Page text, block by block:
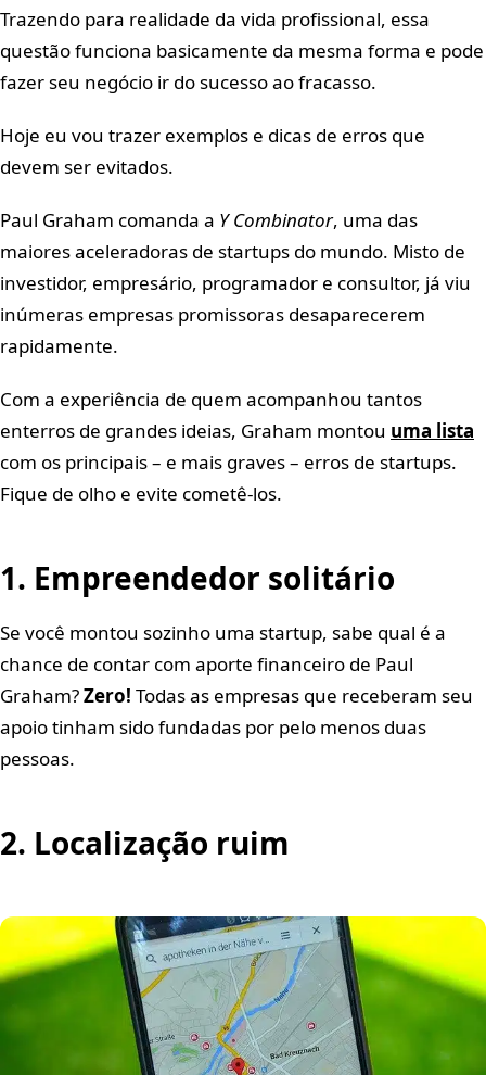
Trazendo para realidade da vida profissional, essa
questão funciona basicamente da mesma forma e pode
fazer seu negócio ir do sucesso ao fracasso.
Hoje eu vou trazer exemplos e dicas de erros que
devem ser evitados.
Paul Graham comanda a Y Combinator, uma das
maiores aceleradoras de startups do mundo. Misto de
investidor, empresário, programador e consultor, já viu
inúmeras empresas promissoras desaparecerem
rapidamente.
Com a experiência de quem acompanhou tantos
enterros de grandes ideias, Graham montou uma lista
com os principais – e mais graves – erros de startups.
Fique de olho e evite cometê-los.
1. Empreendedor solitário
Se você montou sozinho uma startup, sabe qual é a
chance de contar com aporte financeiro de Paul
Graham?Zero! Todas as empresas que receberam seu
apoio tinham sido fundadas por pelo menos duas
pessoas.
2. Localização ruim